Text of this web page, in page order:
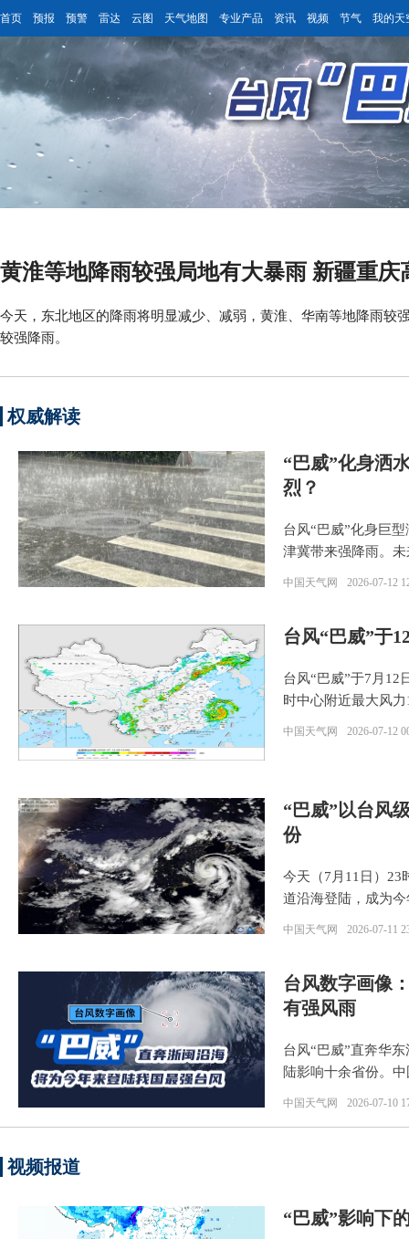
首页 预报 预警 雷达 云图 天气地图 专业产品 资讯 视频 节气 我的天
黄淮等地降雨较强局地有大暴雨 新疆重
今天，东北地区的降雨将明显减少、减弱，黄淮、华南等地降雨
较强降雨。
权威解读
“巴威”化身洒
烈？
台风“巴威”化身巨
津冀带来强降雨。
中国天气网 2026-07-12
台风“巴威”于
台风“巴威”于7月12
时中心附近最大风
中国天气网 2026-07-12
“巴威”以台风
份
今天（7月11日）23
道沿海登陆，成为
中国天气网 2026-07-11
台风数字画像
有强风雨
台风“巴威”直奔华
陆影响十余省份。
中国天气网 2026-07-10
视频报道
“巴威”影响下